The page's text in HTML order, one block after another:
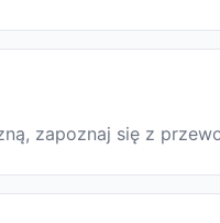
zapoznaj się z